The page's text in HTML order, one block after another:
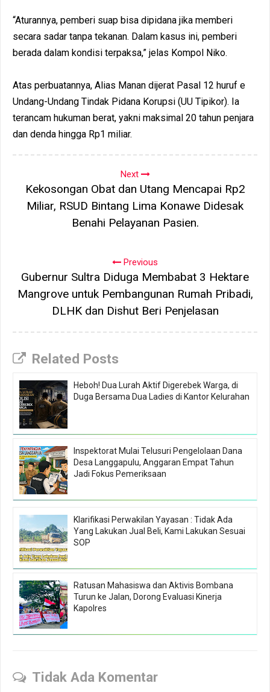
“Aturannya, pemberi suap bisa dipidana jika memberi
secara sadar tanpa tekanan. Dalam kasus ini, pemberi
berada dalam kondisi terpaksa,” jelas Kompol Niko.
Atas perbuatannya, Alias Manan dijerat Pasal 12 huruf e
Undang-Undang Tindak Pidana Korupsi (UU Tipikor). Ia
terancam hukuman berat, yakni maksimal 20 tahun penjara
dan denda hingga Rp1 miliar.
Next
Kekosongan Obat dan Utang Mencapai Rp2
Miliar, RSUD Bintang Lima Konawe Didesak
Benahi Pelayanan Pasien.
Previous
Gubernur Sultra Diduga Membabat 3 Hektare
Mangrove untuk Pembangunan Rumah Pribadi,
DLHK dan Dishut Beri Penjelasan
Related Posts
Heboh! Dua Lurah Aktif Digerebek Warga, di
Duga Bersama Dua Ladies di Kantor Kelurahan
Inspektorat Mulai Telusuri Pengelolaan Dana
Desa Langgapulu, Anggaran Empat Tahun
Jadi Fokus Pemeriksaan
Klarifikasi Perwakilan Yayasan : Tidak Ada
Yang Lakukan Jual Beli, Kami Lakukan Sesuai
SOP
Ratusan Mahasiswa dan Aktivis Bombana
Turun ke Jalan, Dorong Evaluasi Kinerja
Kapolres
Tidak Ada Komentar